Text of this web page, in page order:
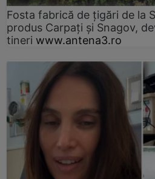
Fosta fabrică de țigări de la
produs Carpați și Snagov,
tineri www.antena3.ro